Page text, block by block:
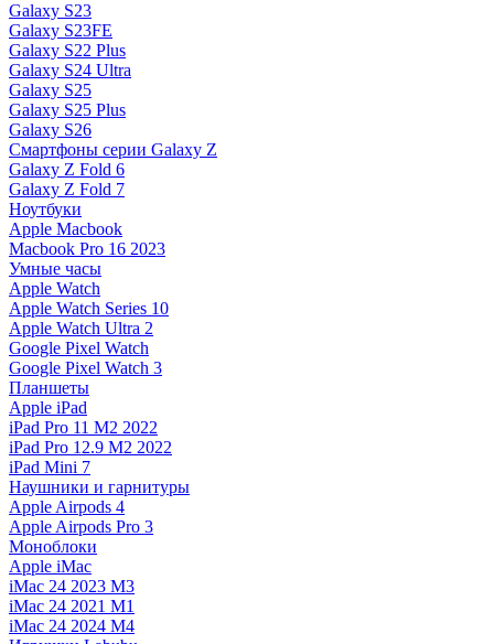
Galaxy S23
Galaxy S23FE
Galaxy S22 Plus
Galaxy S24 Ultra
Galaxy S25
Galaxy S25 Plus
Galaxy S26
Смартфоны серии Galaxy Z
Galaxy Z Fold 6
Galaxy Z Fold 7
Ноутбуки
Apple Macbook
Macbook Pro 16 2023
Умные часы
Apple Watch
Apple Watch Series 10
Apple Watch Ultra 2
Google Pixel Watch
Google Pixel Watch 3
Планшеты
Apple iPad
iPad Pro 11 M2 2022
iPad Pro 12.9 M2 2022
iPad Mini 7
Наушники и гарнитуры
Apple Airpods 4
Apple Airpods Pro 3
Моноблоки
Apple iMac
iMac 24 2023 M3
iMac 24 2021 M1
iMac 24 2024 M4